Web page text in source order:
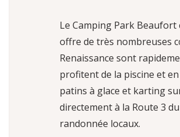
Le Camping Park
offre de très nombreuses
Renaissance sont
profitent de la piscine et
patins à glace et karting
directement à la Route 3
randonnée locaux.